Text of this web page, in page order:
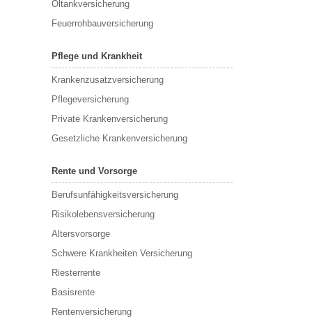
Öltankversicherung
Feuerrohbauversicherung
Pflege und Krankheit
Krankenzusatzversicherung
Pflegeversicherung
Private Krankenversicherung
Gesetzliche Krankenversicherung
Rente und Vorsorge
Berufs­unfähigkeitsversicherung
Risikolebensversicherung
Altersvorsorge
Schwere Krankheiten Versicherung
Riesterrente
Basisrente
Rentenversicherung